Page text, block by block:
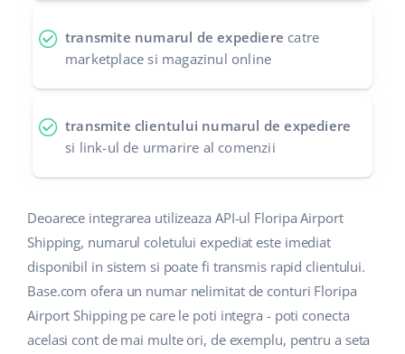
Italiano
português (BR)
transmite numarul de expediere catre
marketplace si magazinul online
transmite clientului numarul de expediere
si link-ul de urmarire al comenzii
Deoarece integrarea utilizeaza API-ul Floripa Airport
Shipping, numarul coletului expediat este imediat
disponibil in sistem si poate fi transmis rapid clientului.
Base.com ofera un numar nelimitat de conturi Floripa
Airport Shipping pe care le poti integra - poti conecta
acelasi cont de mai multe ori, de exemplu, pentru a seta